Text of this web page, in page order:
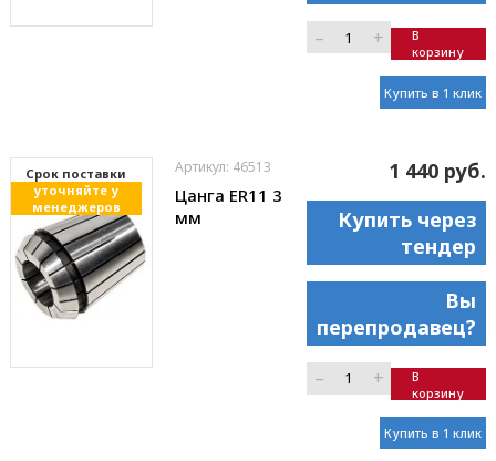
– +
В
корзину
Купить в 1 клик
Cрок поставки
уточняйте у
менеджеров
Артикул: 46513
Цанга ER11 3
мм
1 440 руб.
Купить через
тендер
Вы
перепродавец?
– +
В
корзину
Купить в 1 клик